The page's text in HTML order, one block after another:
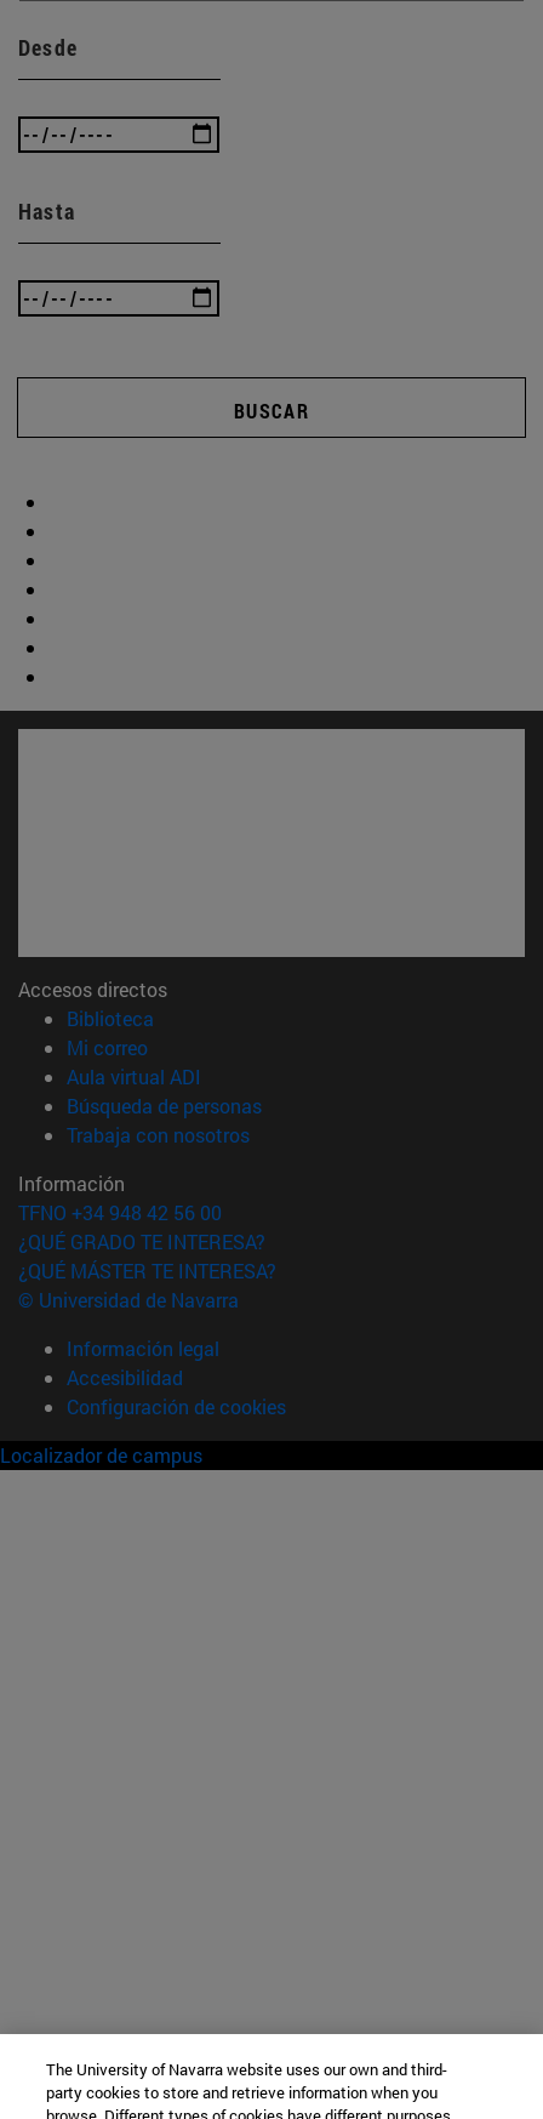
Desde
Hasta
BUSCAR
Accesos directos
Biblioteca
Mi correo(abre en nueva ventana)
Aula virtual ADI
Búsqueda de personas(abre en nueva ventana)
Trabaja con nosotros(abre en nueva ventana)
Información
TFNO +34 948 42 56 00
¿QUÉ GRADO TE INTERESA?
¿QUÉ MÁSTER TE INTERESA?
© Universidad de Navarra
Información legal
Accesibilidad
Configuración de cookies
Localizador de campus
The University of Navarra website uses our own and third-
party cookies to store and retrieve information when you